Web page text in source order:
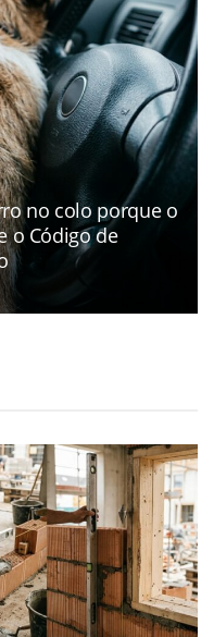
no colo porque o
o Código de